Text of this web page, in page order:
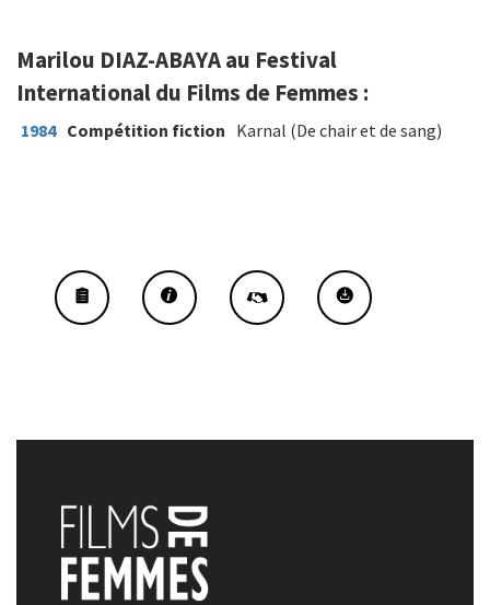
Marilou DIAZ-ABAYA au Festival
International du Films de Femmes :
1984 Compétition fiction Karnal (De chair et de sang)